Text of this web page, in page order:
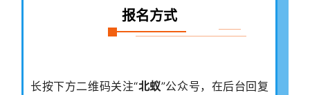
报名方式
长按下方二维码关注“北蚁”公众号，在后台回复